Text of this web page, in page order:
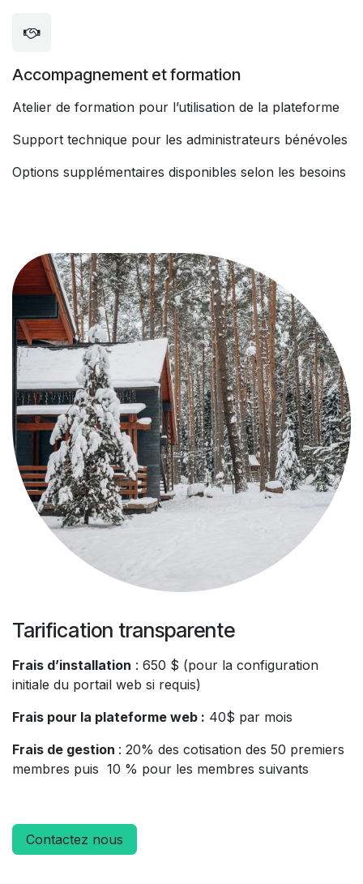
Accompagnement et formation
Atelier de formation pour l’utilisation de la plateforme
Support technique pour les administrateurs bénévoles
Options supplémentaires disponibles selon les besoins
Tarification transparente
Frais d’installation : 650 $ (pour la configuration
initiale du portail web si requis)
Frais pour la plateforme web : 40$ par mois
Frais de gestion : 20% des cotisation des 50 premiers
membres puis 10 % pour les membres suivants
Contactez nous